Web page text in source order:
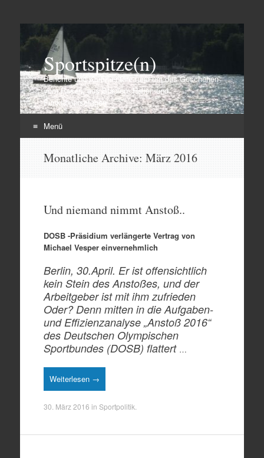
Sportspitze(n)
Berichte und Kommentare rund um das Geschehen
vom Rasen, aus Stadien, Hallen und
Funktionärsetagen
Menü
InhaltMonatliche Archive: März 2016
Und niemand nimmt Anstoß..
DOSB -Präsidium verlängerte Vertrag von
Michael Vesper einvernehmlich
Berlin, 30.April. Er ist offensichtlich
kein Stein des Anstoßes, und der
Arbeitgeber ist mit ihm zufrieden
Oder? Denn mitten in die Aufgaben-
und Effizienzanalyse „Anstoß 2016“
des Deutschen Olympischen
Sportbundes (DOSB) flattert …
Weiterlesen →
30. März 2016 in Sportpolitik